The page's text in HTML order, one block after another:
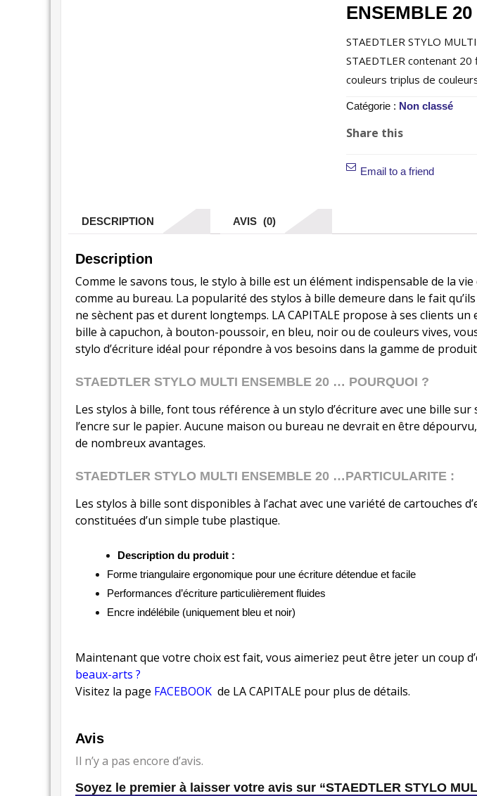
ENSEMBLE 20
STAEDTLER STYLO
STAEDTLER contenant
couleurs triplus de
Catégorie : Non classé
Share this
Email to a friend
DESCRIPTION AVIS (0)
Description
Comme le savons tous, le stylo à bille est un élément indispensable de la vie
comme au bureau. La popularité des stylos à bille demeure dans le fait
ne sèchent pas et durent longtemps. LA CAPITALE propose à ses clients un
bille à capuchon, à bouton-poussoir, en bleu, noir ou de couleurs vives,
stylo d’écriture idéal pour répondre à vos besoins dans la gamme de
STAEDTLER STYLO MULTI ENSEMBLE 20 … POURQUOI ?
Les stylos à bille, font tous référence à un stylo d’écriture avec une bille
l’encre sur le papier. Aucune maison ou bureau ne devrait en être
de nombreux avantages.
STAEDTLER STYLO MULTI ENSEMBLE 20 …PARTICULARITE :
Les stylos à bille sont disponibles à l’achat avec une variété de cartouches
constituées d’un simple tube plastique.
Description du produit :
Forme triangulaire ergonomique pour une écriture détendue et facile
Performances d’écriture particulièrement fluides
Encre indélébile (uniquement bleu et noir)
Maintenant que votre choix est fait, vous aimeriez peut être jeter un coup
beaux-arts ?
Visitez la page FACEBOOK de LA CAPITALE pour plus de détails.
Avis
Il n’y a pas encore d’avis.
Soyez le premier à laisser votre avis sur “STAEDTLER STYLO